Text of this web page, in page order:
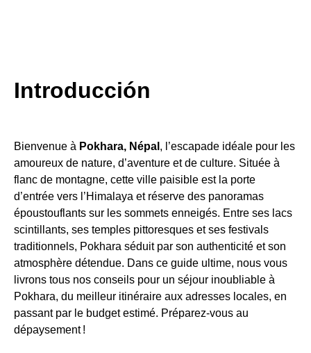
Introducción
Bienvenue à Pokhara, Népal , l’escapade idéale pour les
amoureux de nature, d’aventure et de culture. Située à
flanc de montagne, cette ville paisible est la porte
d’entrée vers l’Himalaya et réserve des panoramas
époustouflants sur les sommets enneigés. Entre ses lacs
scintillants, ses temples pittoresques et ses festivals
traditionnels, Pokhara séduit par son authenticité et son
atmosphère détendue. Dans ce guide ultime, nous vous
livrons tous nos conseils pour un séjour inoubliable à
Pokhara, du meilleur itinéraire aux adresses locales, en
passant par le budget estimé. Préparez-vous au
dépaysement !